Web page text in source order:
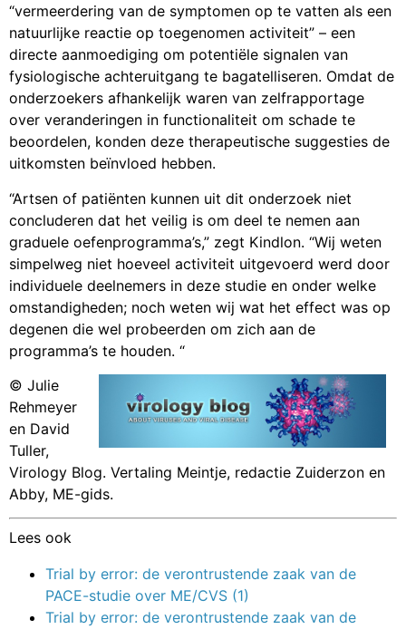
“vermeerdering van de symptomen op te vatten als een
natuurlijke reactie op toegenomen activiteit” – een
directe aanmoediging om potentiële signalen van
fysiologische achteruitgang te bagatelliseren. Omdat de
onderzoekers afhankelijk waren van zelfrapportage
over veranderingen in functionaliteit om schade te
beoordelen, konden deze therapeutische suggesties de
uitkomsten beïnvloed hebben.
“Artsen of patiënten kunnen uit dit onderzoek niet
concluderen dat het veilig is om deel te nemen aan
graduele oefenprogramma’s,” zegt Kindlon. “Wij weten
simpelweg niet hoeveel activiteit uitgevoerd werd door
individuele deelnemers in deze studie en onder welke
omstandigheden; noch weten wij wat het effect was op
degenen die wel probeerden om zich aan de
programma’s te houden. “
© Julie
Rehmeyer
en David
Tuller,
Virology Blog. Vertaling Meintje, redactie Zuiderzon en
Abby, ME-gids.
Lees ook
Trial by error: de verontrustende zaak van de
PACE-studie over ME/CVS (1)
Trial by error: de verontrustende zaak van de